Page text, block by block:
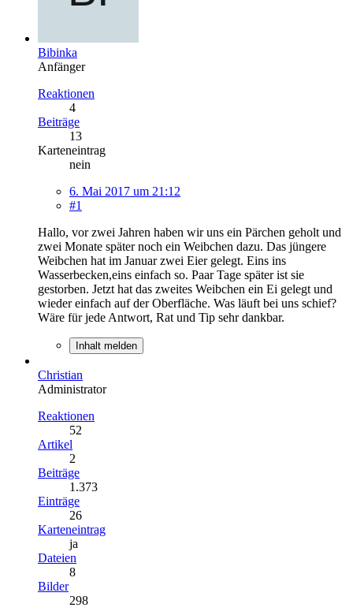
Bibinka
Anfänger
Reaktionen
4
Beiträge
13
Karteneintrag
nein
6. Mai 2017 um 21:12
#1
Hallo, vor zwei Jahren haben wir uns ein Pärchen geholt und
zwei Monate später noch ein Weibchen dazu. Das jüngere
Weibchen hat im Januar zwei Eier gelegt. Eins ins
Wasserbecken,eins einfach so. Paar Tage später ist sie
gestorben. Jetzt hat das zweites Weibchen ein Ei gelegt und
wieder einfach auf der Oberfläche. Was läuft bei uns schief?
Wäre für jede Antwort, Rat und Tip sehr dankbar.
Inhalt melden
Christian
Administrator
Reaktionen
52
Artikel
2
Beiträge
1.373
Einträge
26
Karteneintrag
ja
Dateien
8
Bilder
298